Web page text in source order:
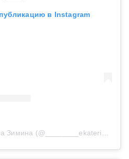
в Instagram